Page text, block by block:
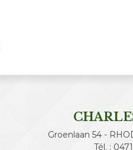
Groenlaan 54 -
Tél. :